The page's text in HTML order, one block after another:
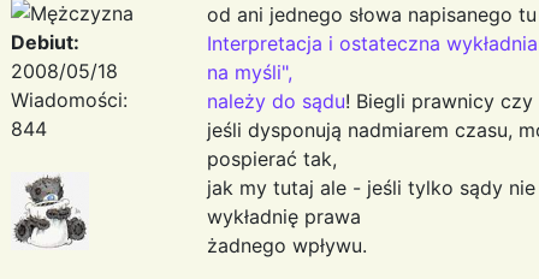
Debiut:
2008/05/18
Wiadomości:
844
od ani jednego słowa napisanego
Interpretacja i ostateczna
na myśli",
należy do sądu! Biegli prawnicy
jeśli dysponują nadmiarem czasu,
pospierać tak,
jak my tutaj ale - jeśli tylko sądy
wykładnię prawa
żadnego wpływu.